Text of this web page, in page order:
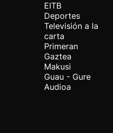
EITB
Deportes
Televisión a la
carta
Primeran
Gaztea
Makusi
Guau - Gure
Audioa